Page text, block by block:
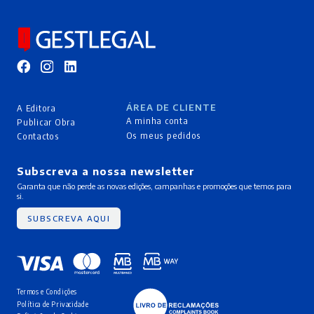
A Editora
Publicar Obra
Contactos
ÁREA DE CLIENTE
A minha conta
Os meus pedidos
Subscreva a nossa newsletter
Garanta que não perde as novas edições, campanhas e promoções que temos para
si.
SUBSCREVA AQUI
Termos e Condições
Política de Privacidade